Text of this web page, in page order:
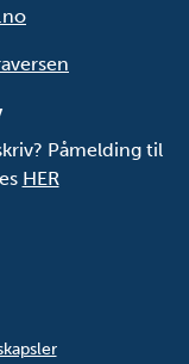
Påmelding til
HER